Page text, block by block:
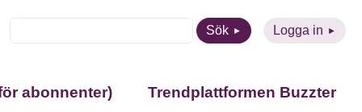
Sök Logga in
abonnenter) Trendplattformen Buzzter